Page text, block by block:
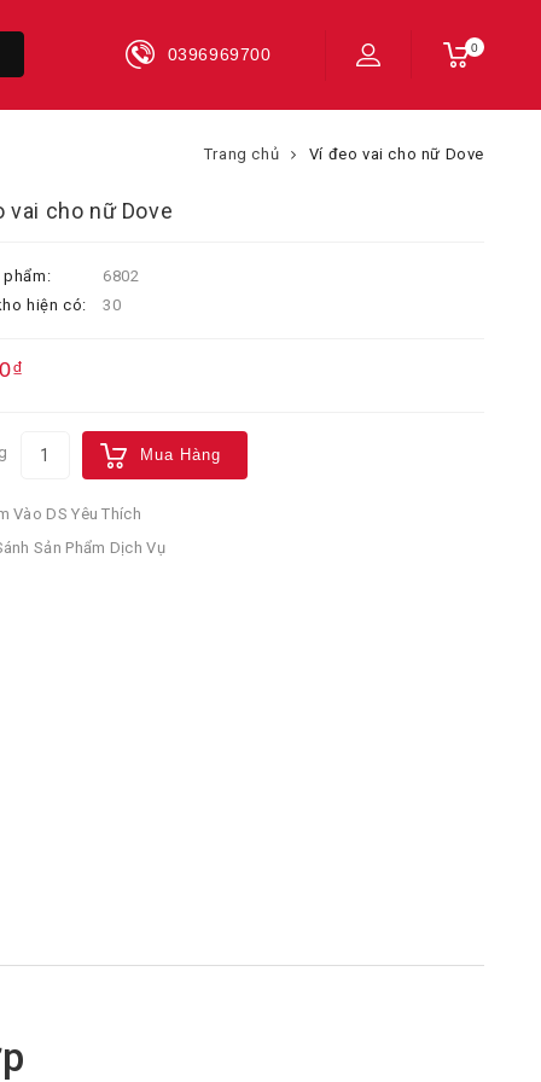
0
0396969700
Trang chủ Ví đeo vai cho nữ Dove
vai cho nữ Dove
phẩm:
6802
hiện có:
30
Mua Hàng
Vào DS Yêu Thích
Sản Phẩm Dịch Vụ